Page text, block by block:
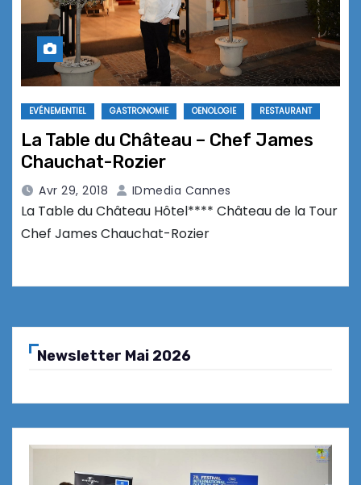
EVÉNEMENTIEL GASTRONOMIE OENOLOGIE RESTAURANT
La Table du Château – Chef James
Chauchat-Rozier
Avr 29, 2018 IDmedia Cannes
La Table du Château Hôtel**** Château de la Tour
Chef James Chauchat-Rozier
Newsletter Mai 2026